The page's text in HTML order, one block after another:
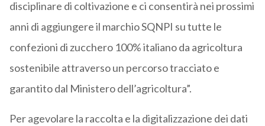
disciplinare di coltivazione e ci consentirà nei prossimi
anni di aggiungere il marchio SQNPI su tutte le
confezioni di zucchero 100% italiano da agricoltura
sostenibile attraverso un percorso tracciato e
garantito dal Ministero dell’agricoltura”.
Per agevolare la raccolta e la digitalizzazione dei dati